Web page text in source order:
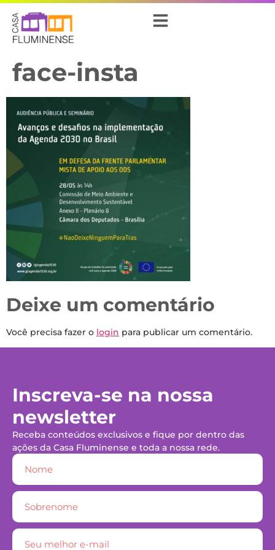
face-insta
Deixe um comentário
Você precisa fazer o login para publicar um comentário.
Inscreva-se na nossa
newsletter
Receba conteúdos exclusivos e fique por dentro das
ações da Casa Fluminense e toda a nossa rede.